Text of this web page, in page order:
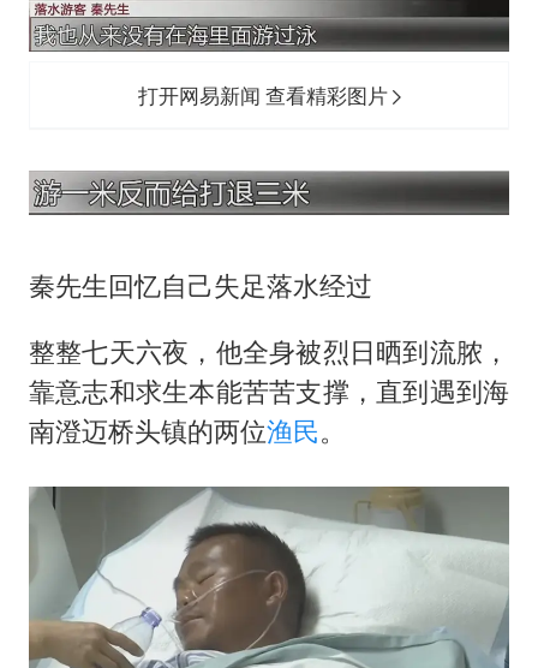
打开网易新闻 查看精彩图片
秦先生回忆自己失足落水经过
整整七天六夜，他全身被烈日晒到流脓，
靠意志和求生本能苦苦支撑，直到遇到海
南澄迈桥头镇的两位渔民。